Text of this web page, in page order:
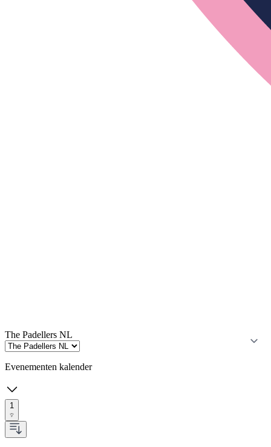
The Padellers NL
Evenementen kalender
1